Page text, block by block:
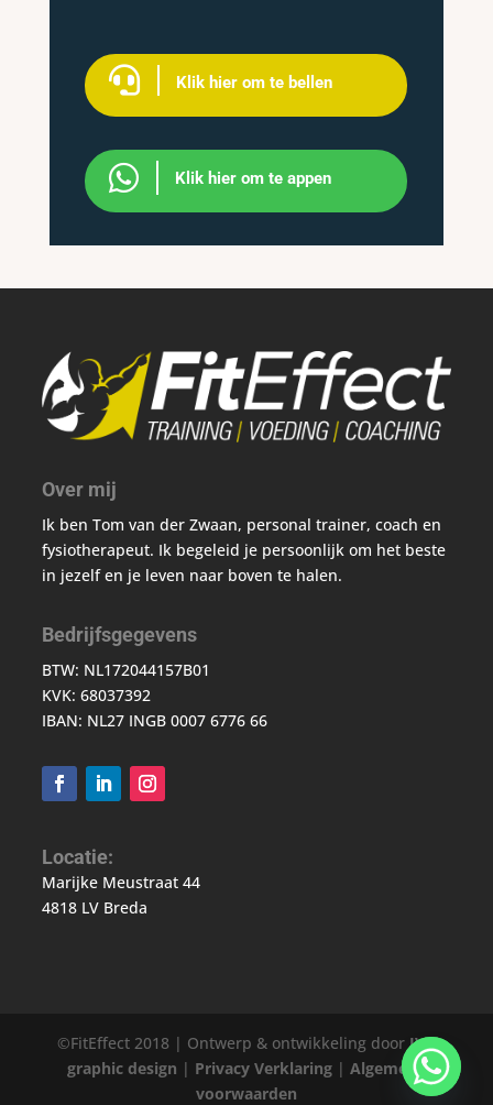
 Klik hier om te bellen
 Klik hier om te appen
Over mij
Ik ben Tom van der Zwaan, personal trainer, coach en
fysiotherapeut. Ik begeleid je persoonlijk om het beste
in jezelf en je leven naar boven te halen.
Bedrijfsgegevens
BTW: NL172044157B01
KVK: 68037392
IBAN: NL27 INGB 0007 6776 66
Locatie:
Marijke Meustraat 44
4818 LV Breda
©FitEffect 2018 | Ontwerp & ontwikkeling doorJVD
graphic design | Privacy Verklaring| Algemene
voorwaarden